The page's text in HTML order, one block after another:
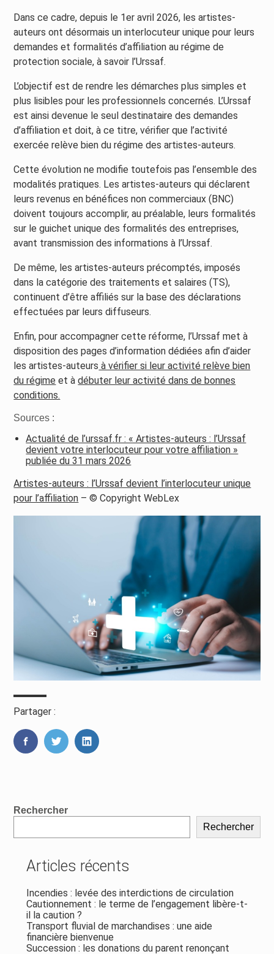
Dans ce cadre, depuis le 1er avril 2026, les artistes-
auteurs ont désormais un interlocuteur unique pour leurs
demandes et formalités d’affiliation au régime de
protection sociale, à savoir l’Urssaf.
L’objectif est de rendre les démarches plus simples et
plus lisibles pour les professionnels concernés. L’Urssaf
est ainsi devenue le seul destinataire des demandes
d’affiliation et doit, à ce titre, vérifier que l’activité
exercée relève bien du régime des artistes-auteurs.
Cette évolution ne modifie toutefois pas l’ensemble des
modalités pratiques. Les artistes-auteurs qui déclarent
leurs revenus en bénéfices non commerciaux (BNC)
doivent toujours accomplir, au préalable, leurs formalités
sur le guichet unique des formalités des entreprises,
avant transmission des informations à l’Urssaf.
De même, les artistes-auteurs précomptés, imposés
dans la catégorie des traitements et salaires (TS),
continuent d’être affiliés sur la base des déclarations
effectuées par leurs diffuseurs.
Enfin, pour accompagner cette réforme, l’Urssaf met à
disposition des pages d’information dédiées afin d’aider
les artistes-auteurs à vérifier si leur activité relève bien
du régime et àdébuter leur activité dans de bonnes
conditions.
Sources :
Actualité de l’urssaf.fr : « Artistes-auteurs : l’Urssaf
devient votre interlocuteur pour votre affiliation »
publiée du 31 mars 2026
Artistes-auteurs : l’Urssaf devient l’interlocuteur unique
pour l’affiliation – © Copyright WebLex
Partager :
FaceBookTwitterLinkedIn
Blog
Rechercher
Rechercher
Articles récents
Incendies : levée des interdictions de circulation
Cautionnement : le terme de l’engagement libère-t-
il la caution ?
Transport fluvial de marchandises : une aide
financière bienvenue
Succession : les donations du parent renonçant